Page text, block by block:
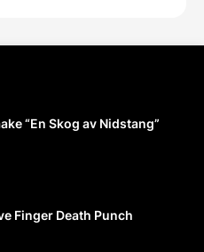
“En Skog av Nidstang”
Finger Death Punch